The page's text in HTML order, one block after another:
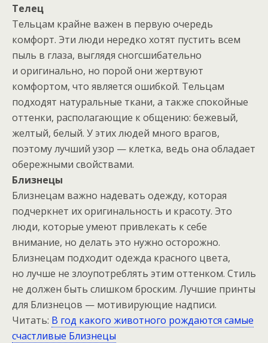
Телец
Тельцам крайне важен в первую очередь
комфорт. Эти люди нередко хотят пустить всем
пыль в глаза, выглядя сногсшибательно
и оригинально, но порой они жертвуют
комфортом, что является ошибкой. Тельцам
подходят натуральные ткани, а также спокойные
оттенки, располагающие к общению: бежевый,
желтый, белый. У этих людей много врагов,
поэтому лучший узор — клетка, ведь она обладает
обережными свойствами.
Близнецы
Близнецам важно надевать одежду, которая
подчеркнет их оригинальность и красоту. Это
люди, которые умеют привлекать к себе
внимание, но делать это нужно осторожно.
Близнецам подходит одежда красного цвета,
но лучше не злоупотреблять этим оттенком. Стиль
не должен быть слишком броским. Лучшие принты
для Близнецов — мотивирующие надписи.
Читать: В год какого животного рождаются самые
счастливые Близнецы